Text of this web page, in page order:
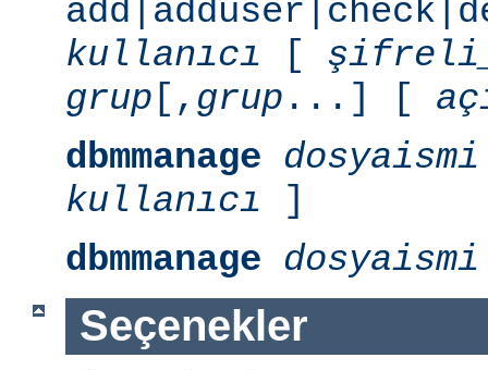
kullanıcı [
grup [, grup ...] [
dbmmanage dosyaismi
kullanıcı ]
dbmmanage dosyaismi
Seçenekler